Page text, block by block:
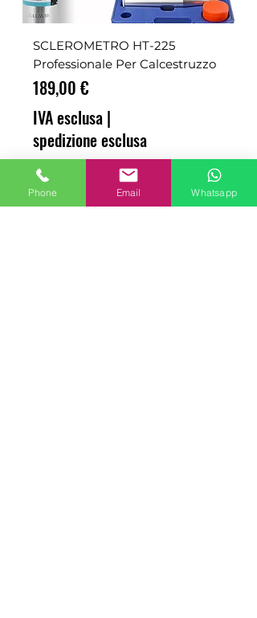
SCLEROMETRO HT-225
Professionale Per Calcestruzzo
Prezzo
189,00 €
IVA esclusa |
spedizione esclusa
ADD TO CART
Phone Email Whatsapp